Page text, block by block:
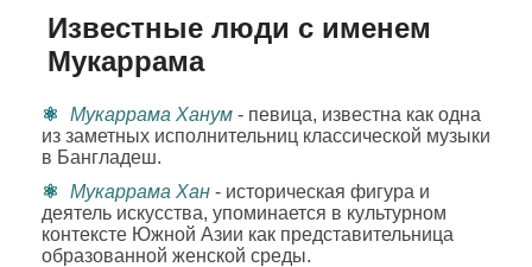
Известные люди с именем
Мукаррама
Мукаррама Ханум - певица, известна как одна
из заметных исполнительниц классической музыки
в Бангладеш.
Мукаррама Хан - историческая фигура и
деятель искусства, упоминается в культурном
контексте Южной Азии как представительница
образованной женской среды.